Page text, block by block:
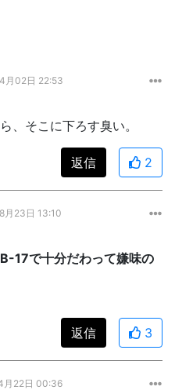
月02日 22:53
、そこに下ろす臭い。
返信 2
月23日 13:10
17で十分だわって嫌味の
返信
3
月22日 00:36